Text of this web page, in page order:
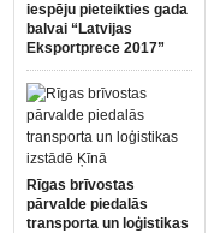
iespēju pieteikties gada
balvai “Latvijas
Eksportprece 2017”
Rīgas brīvostas
pārvalde piedalās
transporta un loģistikas